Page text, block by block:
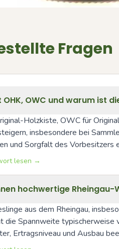
Fragen
OWC und warum ist
Holzkiste, OWC für
insbesondere bei
und Sorgfalt des Vorbesitzers
lesen →
hochwertige Rheingau-
aus dem Rheingau,
die Spannweite typischerweise
Ertragsniveau und Ausbau